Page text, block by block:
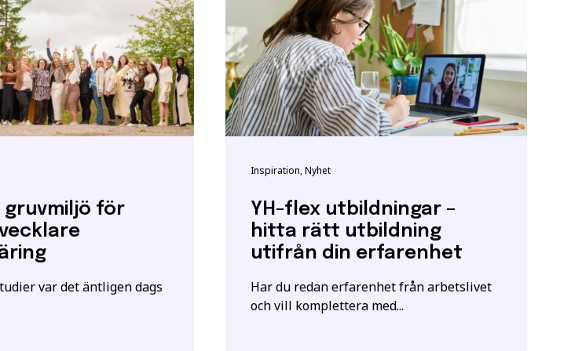
gruvmiljö för
var det äntligen dags
Inspiration, Nyhet
YH-flex utbildningar –
hitta rätt utbildning
utifrån din erfarenhet
Har du redan erfarenhet från arbetslivet
och vill komplettera med...
och använder mina uppgifter enligt samtyckesavtalet
som
på en YH-utbildning hos Myndigheten för
eller samordningsnummer. Detta för att säkerställa
se:
deras närmaste kontor.